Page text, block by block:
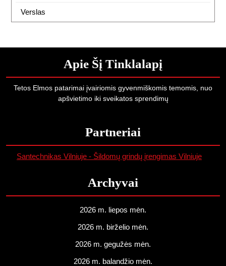
Verslas
Apie Šį Tinklalapį
Tetos Elmos patarimai įvairiomis gyvenmiškomis temomis, nuo
apšvietimo iki sveikatos sprendimų
Partneriai
Santechnikas Vilniuje - Šildomų grindų įrengimas Vilniuje
Archyvai
2026 m. liepos mėn.
2026 m. birželio mėn.
2026 m. gegužės mėn.
2026 m. balandžio mėn.